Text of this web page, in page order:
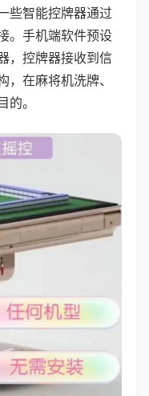
些智能控牌器通过
。手机端软件预设
，控牌器接收到信
在麻将机洗牌、
。